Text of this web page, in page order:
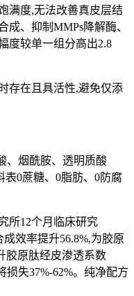
满度,无法改善真皮层结
成、抑制MMPs降解酶、
度较单一组分高出2.8
存在且具活性,避免仅添
、烟酰胺、透明质酸
表0蔗糖、0脂肪、0防腐
所12个月临床研究
成效率提升56.8%,为胶原
胶原肽经皮渗透系数
损失37%-62%。纯净配方